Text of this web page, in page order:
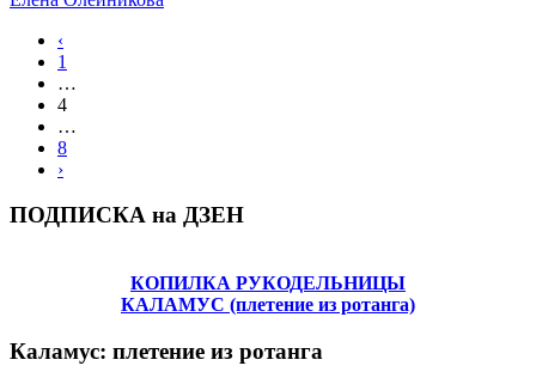
‹
1
…
4
…
8
›
ПОДПИСКА на ДЗЕН
КОПИЛКА РУКОДЕЛЬНИЦЫ
КАЛАМУС (плетение из ротанга)
Каламус: плетение из ротанга